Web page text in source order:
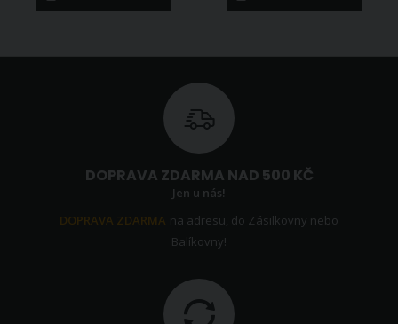
DOPRAVA ZDARMA NAD 500 KČ
Jen u nás!
DOPRAVA ZDARMA na adresu, do Zásilkovny nebo
Balíkovny!